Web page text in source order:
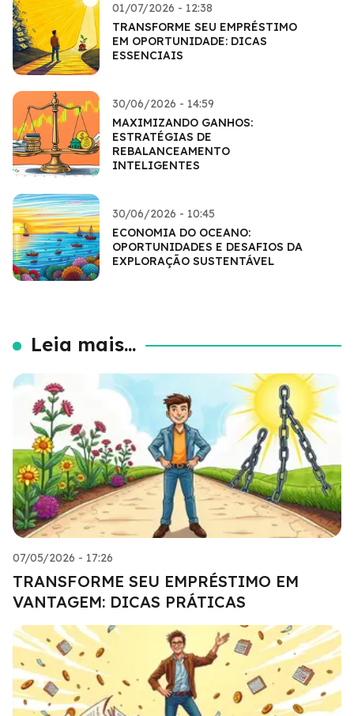
01/07/2026 - 12:38
TRANSFORME SEU EMPRÉSTIMO
EM OPORTUNIDADE: DICAS
ESSENCIAIS
30/06/2026 - 14:59
MAXIMIZANDO GANHOS:
ESTRATÉGIAS DE
REBALANCEAMENTO
INTELIGENTES
30/06/2026 - 10:45
ECONOMIA DO OCEANO:
OPORTUNIDADES E DESAFIOS DA
EXPLORAÇÃO SUSTENTÁVEL
Leia mais...
07/05/2026 - 17:26
TRANSFORME SEU EMPRÉSTIMO EM
VANTAGEM: DICAS PRÁTICAS